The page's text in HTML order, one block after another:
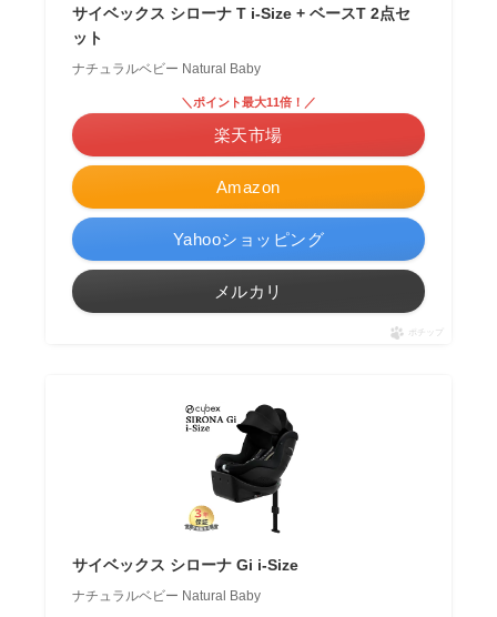
サイベックス シローナ T i-Size + ベースT 2点セ
ット
ナチュラルベビー Natural Baby
Amazon
＼ポイント最大11倍！／
楽天市場
Yahooショッピング
メルカリ
ポチップ
サイベックス シローナ Gi i-Size
ナチュラルベビー Natural Baby